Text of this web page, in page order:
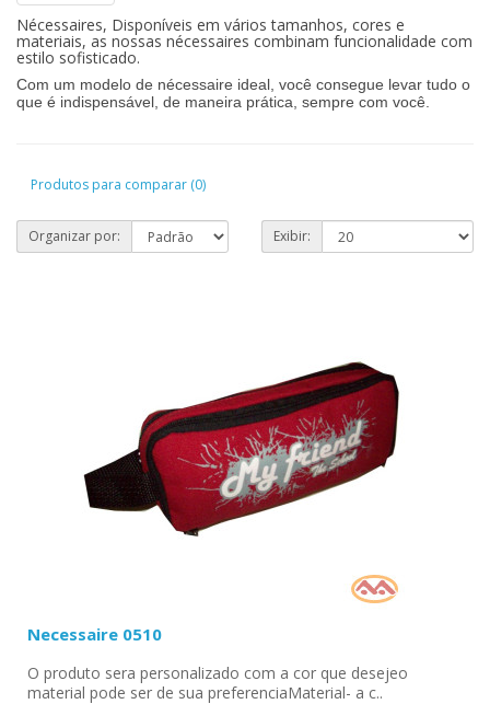
Nécessaires, Disponíveis em vários tamanhos, cores e
materiais, as nossas nécessaires combinam funcionalidade com
estilo sofisticado.
Com um modelo de nécessaire ideal, você consegue levar tudo o
que é indispensável, de maneira prática, sempre com você.
Produtos para comparar (0)
Organizar por: Exibir:
Necessaire 0510
O produto sera personalizado com a cor que desejeo
material pode ser de sua preferenciaMaterial- a c..